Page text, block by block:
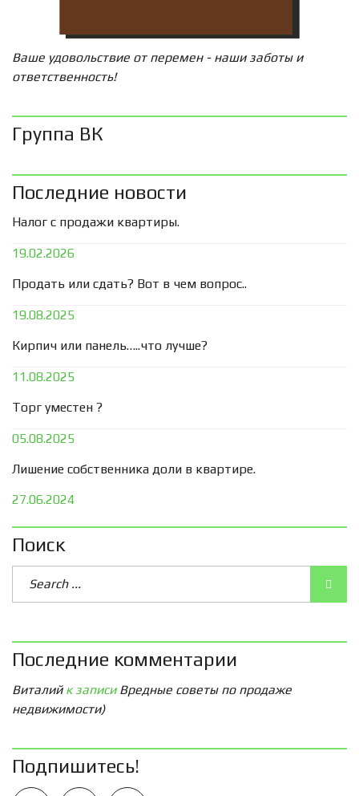
Ваше удовольствие от перемен - наши заботы и
ответственность!
Группа ВК
Последние новости
Налог с продажи квартиры.
19.02.2026
Продать или сдать? Вот в чем вопрос..
19.08.2025
Кирпич или панель…..что лучше?
11.08.2025
Торг уместен ?
05.08.2025
Лишение собственника доли в квартире.
27.06.2024
Поиск
Последние комментарии
Виталийк записи Вредные советы по продаже
недвижимости)
Подпишитесь!